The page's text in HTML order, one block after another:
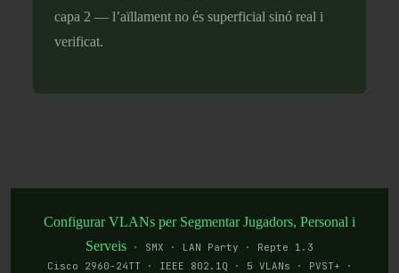
capa 2 — l’aïllament no és superficial sinó real i
verificat.
Configurar VLANs per Segmentar Jugadors, Personal i
Serveis · SMX · LAN Party · Repte 1.3
Cisco 2960-24TT · IEEE 802.1Q · 5 VLANs · PVST+ ·